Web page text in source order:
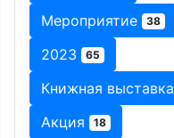
Мероприятие 38
2023 65
Книжная выставка
Акция 18